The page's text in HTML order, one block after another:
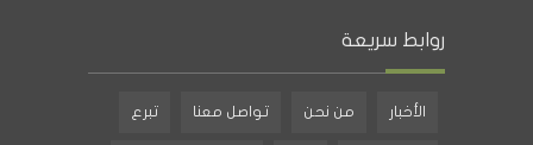
روابط سريعة
الأخبار من نحن تواصل معنا تبرع